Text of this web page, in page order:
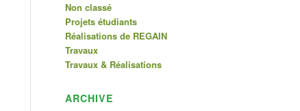
Non classé
Projets étudiants
Réalisations de REGAIN
Travaux
Travaux & Réalisations
ARCHIVE